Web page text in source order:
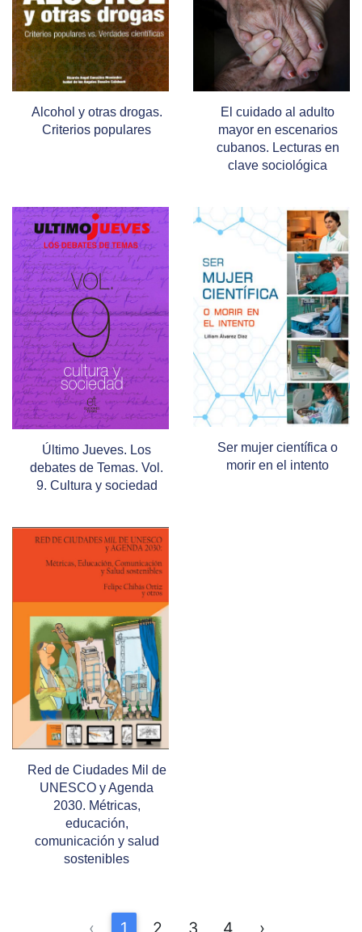
Alcohol y otras drogas.
Criterios populares
El cuidado al adulto
mayor en escenarios
cubanos. Lecturas en
clave sociológica
Último Jueves. Los
debates de Temas. Vol.
9. Cultura y sociedad
Ser mujer científica o
morir en el intento
Red de Ciudades Mil de
UNESCO y Agenda
2030. Métricas,
educación,
comunicación y salud
sostenibles
‹ 1 2 3 4 ›